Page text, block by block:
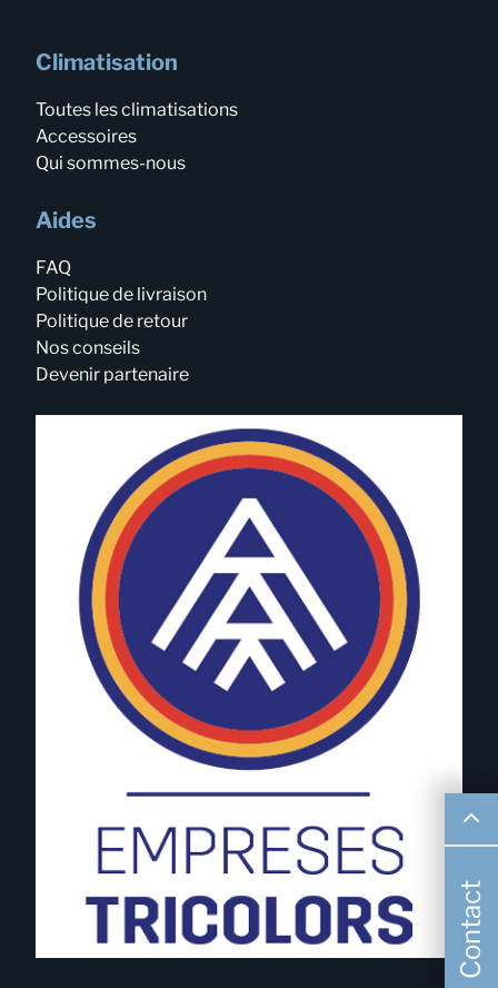
Climatisation
Toutes les climatisations
Accessoires
Qui sommes-nous
Aides
FAQ
Politique de livraison
Politique de retour
Nos conseils
Devenir partenaire
Contact